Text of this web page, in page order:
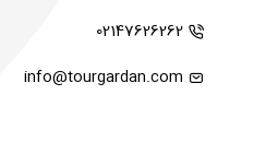
02147626262
info@tourgardan.com